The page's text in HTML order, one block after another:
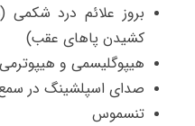
بروز علائم درد شکمی
کشیدن پاهای عقب)
هیپوگلیسمی و هیپوترمی
صدای اسپلشینگ در
تنسموس